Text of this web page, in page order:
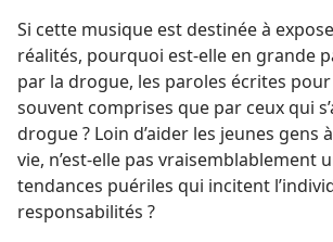
Si cette musique est destinée à
réalités, pourquoi est-​elle en grande
par la drogue, les paroles écrites pour
souvent comprises que par ceux qui
drogue ? Loin d’aider les jeunes gens
vie, n’est-​elle pas vraisemblablement
tendances puériles qui incitent
responsabilités ?